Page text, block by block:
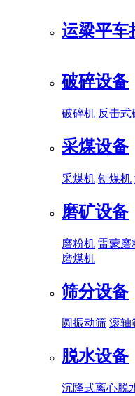
运梁平车
破碎设备
破碎机 反击式
采煤设备
采煤机 刨煤机
磨矿设备
磨粉机 雷蒙磨
磨煤机
筛分设备
圆振动筛 滚轴
脱水设备
沉降式离心脱